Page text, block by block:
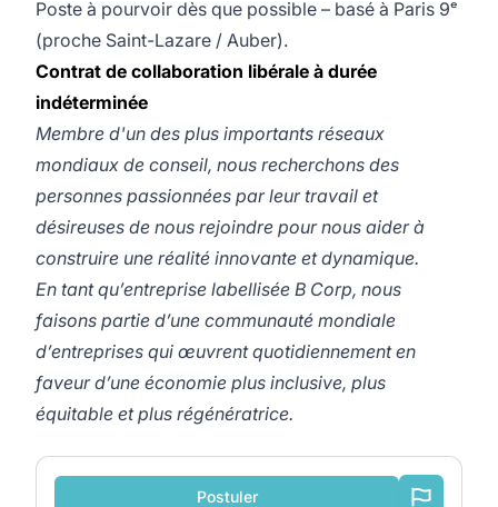
Poste à pourvoir dès que possible – basé à Paris 9ᵉ
(proche Saint-Lazare / Auber).
Contrat de collaboration libérale à durée
indéterminée
Membre d'un des plus importants réseaux
mondiaux de conseil, nous recherchons des
personnes passionnées par leur travail et
désireuses de nous rejoindre pour nous aider à
construire une réalité innovante et dynamique.
En tant qu’entreprise labellisée B Corp, nous
faisons partie d’une communauté mondiale
d’entreprises qui œuvrent quotidiennement en
faveur d’une économie plus inclusive, plus
équitable et plus régénératrice.
Postuler